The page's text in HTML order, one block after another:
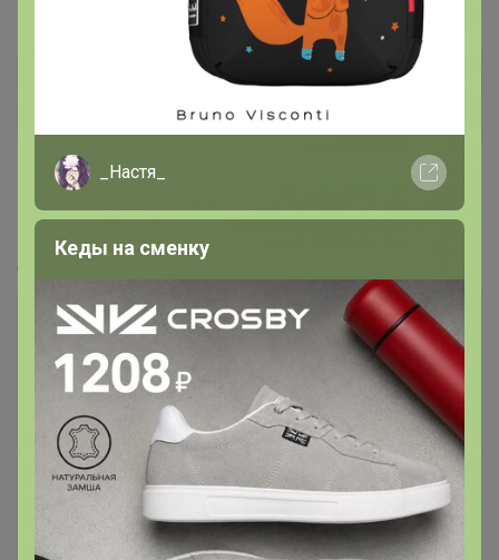
Золотой организатор
10 января, 2025 10:23
филина жена, Добрый, да есть такой
ok.ru/purchase/686412/lot/1566298018
Лот
123
418,2р
Бульонная чашка с ручками White Fusion 600
мл, h 5,5 см, P.L. Proff Cuisine
Стоп 07 августа
Посуда Proff Cuisine. Самая лучшая цена. УРА!
_Настя_
Кеды на сменку